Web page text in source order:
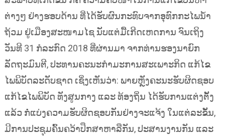
ຕ່າງໆ ຢ່າງຮອບດ້ານ ທີ່ໄດ້ຮັບຜົນກະທົບຈາກອຸທົກກະໄພນໍ້າ
ຖ້ວມ ຢູ່ເມືອງສະໜາມໄຊ ນັບແຕ່ມື້ເກີດເຫດການ ຈົນເຖິງ
ວັນທີ 31 ກໍລະກົດ 2018 ທີ່ຜ່ານມາ ຈາກທ່ານຮອງນາຍົກ
ລັດຖະມົນຕີ, ປະທານຄະນະກໍາມະການສະເພາະກິດ ແກ້ໄຂ
ໄພພິບັດລະດັບຊາດ ເຊິ່ງເຫັນວ່າ: ພາຍຫຼັງຄະນະຮັບຜິດຊອບ
ແກ້ໄຂໄພພິບັດ ທັງສູນກາງ ແລະ ທ້ອງຖິ່ນ ໄດ້ຮັບການແຕ່ງຕັ້ງ
ແລ້ວ ກໍ່ແບ່ງຄວາມຮັບຜິດຊອບກັນຢ່າງຈະແຈ້ງ ໃນແຕ່ລະຂັ້ນ,
ມີການປະຊຸມຄົ້ນຄວ້າປຶກສາຫາລືກັນ, ປະສານງານກັນ ແລະ